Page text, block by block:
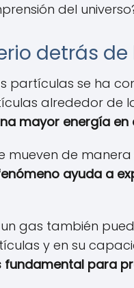
del
detrás
partículas se ha
alrededor de
mayor energía
mueven de
ayuda a
gas también
y en su
fundamental para